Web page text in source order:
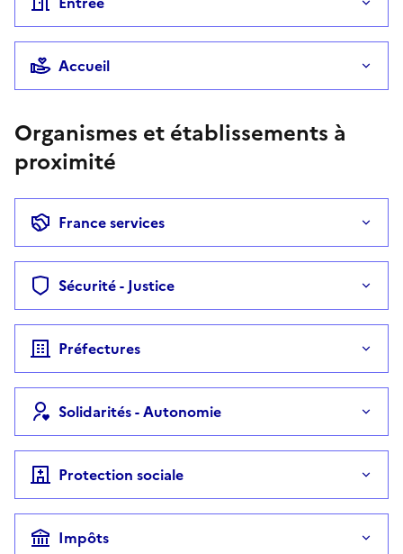
Accueil
Organismes et établissements à
proximité
France services
Sécurité - Justice
Préfectures
Solidarités - Autonomie
Protection sociale
Impôts